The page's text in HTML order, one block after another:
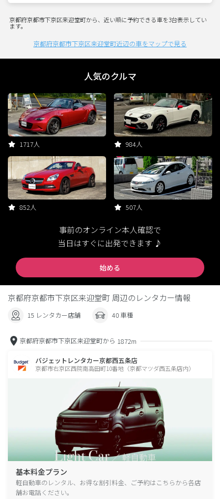
京都府京都市下京区来迎堂町から、近い順に予約できる車を3台表示してい
ます。
京都府京都市下京区来迎堂町近辺の車をマップで見る
人気のクルマ
1717人 984人
852人 507人
事前のオンライン本人確認で
当日はすぐに出発できます ♪
始める
京都府京都市下京区来迎堂町 周辺のレンタカー情報
15 レンタカー店舗 40 車種
京都府京都市下京区来迎堂町から 1872m
バジェットレンタカー京都西五条店
京都市右京区西院南高田町10番地（京都マツダ西五条店内）
基本料金プラン
軽自動車のレンタル、お得な割引料金、ご予約はこちらから各店
舗お電話ください。